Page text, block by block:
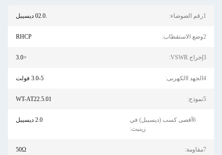
WT-AT22.5.01
6أقصى كسب (ديسيبل) في